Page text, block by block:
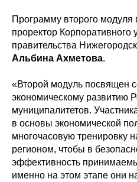
Программу второго модуля
проректор Корпоративного
правительства
Альбина Ахметова.
«Второй модуль посвящен
экономическому развитию
муниципалитетов.
в основы экономической
многочасовую тренировку
регионом, чтобы в
эффективность
именно на этом этапе они